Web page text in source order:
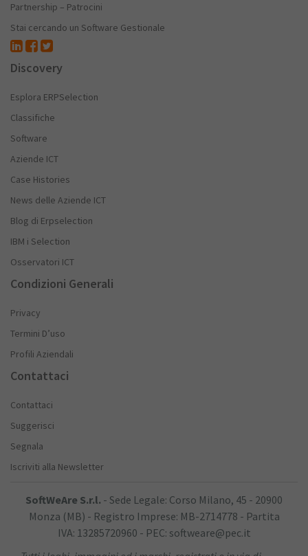
Partnership – Patrocini
Stai cercando un Software Gestionale
Discovery
Esplora ERPSelection
Classifiche
Software
Aziende ICT
Case Histories
News delle Aziende ICT
Blog di Erpselection
IBM i Selection
Osservatori ICT
Condizioni Generali
Privacy
Termini D’uso
Profili Aziendali
Contattaci
Contattaci
Suggerisci
Segnala
Iscriviti alla Newsletter
SoftWeAre S.r.l. - Sede Legale: Corso Milano, 45 - 20900
Monza (MB) - Registro Imprese: MB-2714778 - Partita
IVA: 13285720960 - PEC: softweare@pec.it